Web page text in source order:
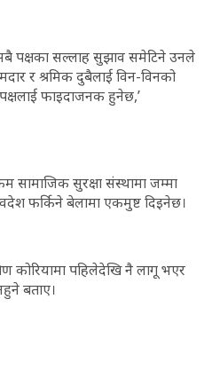
पक्षका सल्लाह सुझाव समेटिने उनले
र श्रमिक दुबैलाई विन-विनको
फाइदाजनक हुनेछ,’
सुरक्षा संस्थामा जम्मा
फर्किने बेलामा एकमुष्ट दिइनेछ।
कोरियामा पहिलेदेखि नै लागू भएर
बताए।